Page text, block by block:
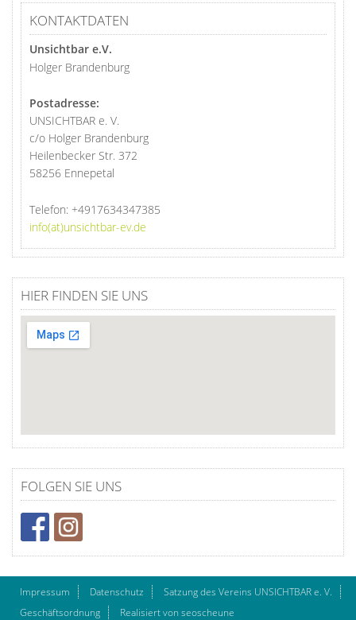
KONTAKTDATEN
Unsichtbar e.V.
Holger Brandenburg
Postadresse:
UNSICHTBAR e. V.
c/o Holger Brandenburg
Heilenbecker Str. 372
58256 Ennepetal
Telefon: +4917634347385
info(at)unsichtbar-ev.de
HIER FINDEN SIE UNS
FOLGEN SIE UNS
Impressum Datenschutz
Satzung des Vereins UNSICHTBAR e. V.
Geschäftsordnung
Realisiert von seoscheune